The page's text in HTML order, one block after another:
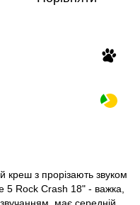
креш з прорізають звуком
5 Rock Crash 18" - важка,
має середній